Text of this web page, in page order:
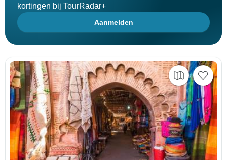
kortingen bij TourRadar+
Aanmelden